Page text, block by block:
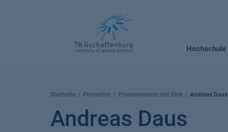
Hochschule
Startseite Promotion Promovierende des iDok Andreas Daus
Andreas Daus